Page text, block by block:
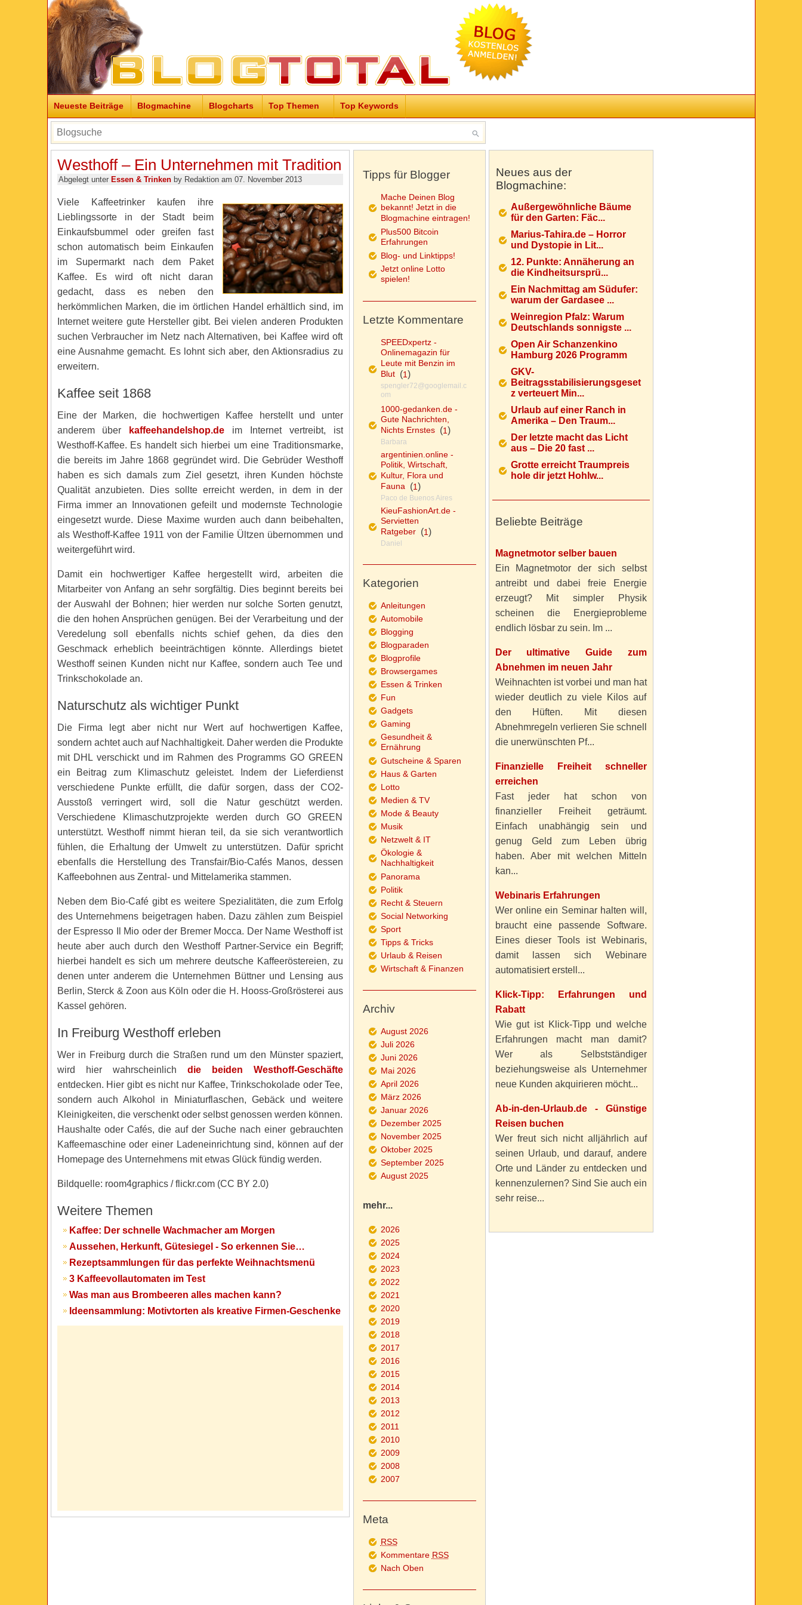
Neueste Beiträge Blogmachine Blogcharts Top Themen Top Keywords
Westhoff – Ein Unternehmen mit Tradition
Abgelegt unter Essen & Trinkenby Redaktion am 07. November 2013
Viele Kaffeetrinker kaufen ihre
Lieblingssorte in der Stadt beim
Einkaufsbummel oder greifen fast
schon automatisch beim Einkaufen
im Supermarkt nach dem Paket
Kaffee. Es wird oft nicht daran
gedacht, dass es neben den
herkömmlichen Marken, die im örtlichen Handel erhältlich sind, im
Internet weitere gute Hersteller gibt. Bei vielen anderen Produkten
suchen Verbraucher im Netz nach Alternativen, bei Kaffee wird oft
eine Ausnahme gemacht. Es lohnt sich aber, den Aktionsradius zu
erweitern.
Kaffee seit 1868
Eine der Marken, die hochwertigen Kaffee herstellt und unter
anderem über
kaffeehandelshop.de im Internet vertreibt, ist
Westhoff-Kaffee. Es handelt sich hierbei um eine Traditionsmarke,
die bereits im Jahre 1868 gegründet wird. Die Gebrüder Westhoff
haben es sich damals zum Ziel gesetzt, ihren Kunden höchste
Qualität anzubieten. Dies sollte erreicht werden, in dem in der
Firma immer an Innovationen gefeilt und modernste Technologie
eingesetzt wurde. Diese Maxime wurden auch dann beibehalten,
als Westhoff-Kaffee 1911 von der Familie Ültzen übernommen und
weitergeführt wird.
Damit ein hochwertiger Kaffee hergestellt wird, arbeiten die
Mitarbeiter von Anfang an sehr sorgfältig. Dies beginnt bereits bei
der Auswahl der Bohnen; hier werden nur solche Sorten genutzt,
die den hohen Ansprüchen genügen. Bei der Verarbeitung und der
Veredelung soll ebenfalls nichts schief gehen, da dies den
Geschmack erheblich beeinträchtigen könnte. Allerdings bietet
Westhoff seinen Kunden nicht nur Kaffee, sondern auch Tee und
Trinkschokolade an.
Naturschutz als wichtiger Punkt
Die Firma legt aber nicht nur Wert auf hochwertigen Kaffee,
sondern achtet auch auf Nachhaltigkeit. Daher werden die Produkte
mit DHL verschickt und im Rahmen des Programms GO GREEN
ein Beitrag zum Klimaschutz geleistet. Indem der Lieferdienst
verschiedene Punkte erfüllt, die dafür sorgen, dass der CO2-
Ausstoß verringert wird, soll die Natur geschützt werden.
Verschiedene Klimaschutzprojekte werden durch GO GREEN
unterstützt. Westhoff nimmt hieran teil, da sie sich verantwortlich
fühlen, die Erhaltung der Umwelt zu unterstützen. Dafür spricht
ebenfalls die Herstellung des Transfair/Bio-Cafés Manos, dessen
Kaffeebohnen aus Zentral- und Mittelamerika stammen.
Neben dem Bio-Café gibt es weitere Spezialitäten, die zum Erfolg
des Unternehmens beigetragen haben. Dazu zählen zum Beispiel
der Espresso Il Mio oder der Bremer Mocca. Der Name Westhoff ist
heute aber auch durch den Westhoff Partner-Service ein Begriff;
hierbei handelt es sich um mehrere deutsche Kaffeeröstereien, zu
denen unter anderem die Unternehmen Büttner und Lensing aus
Berlin, Sterck & Zoon aus Köln oder die H. Hooss-Großrösterei aus
Kassel gehören.
In Freiburg Westhoff erleben
Wer in Freiburg durch die Straßen rund um den Münster spaziert,
wird hier wahrscheinlich die beiden Westhoff-Geschäfte
entdecken. Hier gibt es nicht nur Kaffee, Trinkschokolade oder Tee,
sondern auch Alkohol in Miniaturflaschen, Gebäck und weitere
Kleinigkeiten, die verschenkt oder selbst genossen werden können.
Haushalte oder Cafés, die auf der Suche nach einer gebrauchten
Kaffeemaschine oder einer Ladeneinrichtung sind, können auf der
Homepage des Unternehmens mit etwas Glück fündig werden.
Bildquelle: room4graphics / flickr.com (CC BY 2.0)
Weitere Themen
Kaffee: Der schnelle Wachmacher am Morgen
Aussehen, Herkunft, Gütesiegel - So erkennen Sie…
Rezeptsammlungen für das perfekte Weihnachtsmenü
3 Kaffeevollautomaten im Test
Was man aus Brombeeren alles machen kann?
Ideensammlung: Motivtorten als kreative Firmen-Geschenke
Neues aus der
Blogmachine:
Außergewöhnliche Bäume
für den Garten: Fäc...
Marius-Tahira.de – Horror
und Dystopie in Lit...
12. Punkte: Annäherung an
die Kindheitsursprü...
Ein Nachmittag am Südufer:
warum der Gardasee ...
Weinregion Pfalz: Warum
Deutschlands sonnigste ...
Open Air Schanzenkino
Hamburg 2026 Programm
GKV-
Beitragsstabilisierungsgeset
z verteuert Min...
Urlaub auf einer Ranch in
Amerika – Den Traum...
Der letzte macht das Licht
aus – Die 20 fast ...
Grotte erreicht Traumpreis
hole dir jetzt Hohlw...
Beliebte Beiträge
Magnetmotor selber bauen
Ein Magnetmotor der sich selbst
antreibt und dabei freie Energie
erzeugt? Mit simpler Physik
scheinen die Energieprobleme
endlich lösbar zu sein. Im ...
Der ultimative Guide zum
Abnehmen im neuen Jahr
Weihnachten ist vorbei und man hat
wieder deutlich zu viele Kilos auf
den Hüften. Mit diesen
Abnehmregeln verlieren Sie schnell
die unerwünschten Pf...
Finanzielle Freiheit schneller
erreichen
Fast jeder hat schon von
finanzieller Freiheit geträumt.
Einfach unabhängig sein und
genug Geld zum Leben übrig
haben. Aber mit welchen Mitteln
kan...
Webinaris Erfahrungen
Wer online ein Seminar halten will,
braucht eine passende Software.
Eines dieser Tools ist Webinaris,
damit lassen sich Webinare
automatisiert erstell...
Klick-Tipp: Erfahrungen und
Rabatt
Wie gut ist Klick-Tipp und welche
Erfahrungen macht man damit?
Wer als Selbstständiger
beziehungsweise als Unternehmer
neue Kunden akquirieren möcht...
Ab-in-den-Urlaub.de - Günstige
Reisen buchen
Wer freut sich nicht alljährlich auf
seinen Urlaub, und darauf, andere
Orte und Länder zu entdecken und
kennenzulernen? Sind Sie auch ein
sehr reise...
Tipps für Blogger
Mache Deinen Blog
bekannt! Jetzt in die
Blogmachine eintragen!
Plus500 Bitcoin
Erfahrungen
Blog- und Linktipps!
Jetzt online Lotto
spielen!
Letzte Kommentare
SPEEDxpertz -
Onlinemagazin für
Leute mit Benzin im
Blut(1)
spengler72@googlemail.c
om
1000-gedanken.de -
Gute Nachrichten,
Nichts Ernstes(1)
Barbara
argentinien.online -
Politik, Wirtschaft,
Kultur, Flora und
Fauna(1)
Paco de Buenos Aires
KieuFashionArt.de -
Servietten
Ratgeber(1)
Daniel
Kategorien
Anleitungen
Automobile
Blogging
Blogparaden
Blogprofile
Browsergames
Essen & Trinken
Fun
Gadgets
Gaming
Gesundheit &
Ernährung
Gutscheine & Sparen
Haus & Garten
Lotto
Medien & TV
Mode & Beauty
Musik
Netzwelt & IT
Ökologie &
Nachhaltigkeit
Panorama
Politik
Recht & Steuern
Social Networking
Sport
Tipps & Tricks
Urlaub & Reisen
Wirtschaft & Finanzen
Archiv
August 2026
Juli 2026
Juni 2026
Mai 2026
April 2026
März 2026
Januar 2026
Dezember 2025
November 2025
Oktober 2025
September 2025
August 2025
mehr...
2026
2025
2024
2023
2022
2021
2020
2019
2018
2017
2016
2015
2014
2013
2012
2011
2010
2009
2008
2007
Meta
RSS
Kommentare RSS
Nach Oben